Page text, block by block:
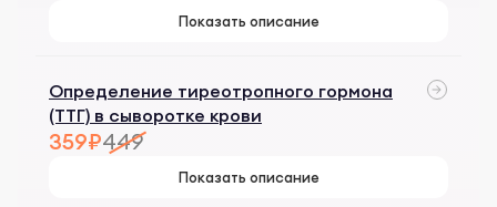
Показать описание
Определение тиреотропного гормона
(ТТГ) в сыворотке крови
359₽449
Показать описание